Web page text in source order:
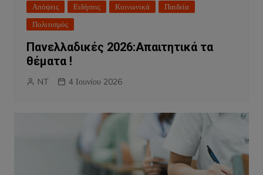
Απόψεις Ειδήσεις Κοινωνικά
Παιδεία
Πολιτισμός
Πανελλαδικές 2026:Απαιτητικά τα
θέματα !
NT 4 Ιουνίου 2026